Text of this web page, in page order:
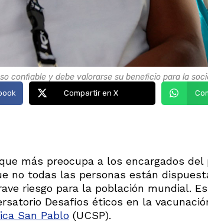
confiable y debe valorarse su beneficio para la
Compartir en X
más preocupa a los encargados
no todas las personas están
riesgo para la población mundial.
Desafíos éticos en la
San Pablo (UCSP).